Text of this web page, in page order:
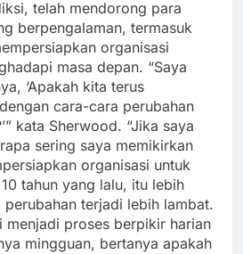
telah mendorong para
berpengalaman, termasuk
organisasi
masa depan. “Saya
‘Apakah kita terus
cara-cara perubahan
kata Sherwood. “Jika saya
sering saya memikirkan
organisasi untuk
tahun yang lalu, itu lebih
perubahan terjadi lebih lambat.
menjadi proses berpikir harian
mingguan, bertanya apakah